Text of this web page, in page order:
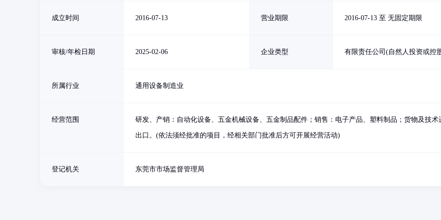
成立时间 2016-07-13 营业期限 2016-07-13 至 无固定期限
审核/年检日期 2025-02-06 企业类型 有限责任公司(自然人投资或控
所属行业 通用设备制造业
经营范围 研发、产销：自动化设备、五金机械设备、五金制品配件；销售：电子产品、塑料制品；货物及技术
出口。(依法须经批准的项目，经相关部门批准后方可开展经营活动)
登记机关 东莞市市场监督管理局